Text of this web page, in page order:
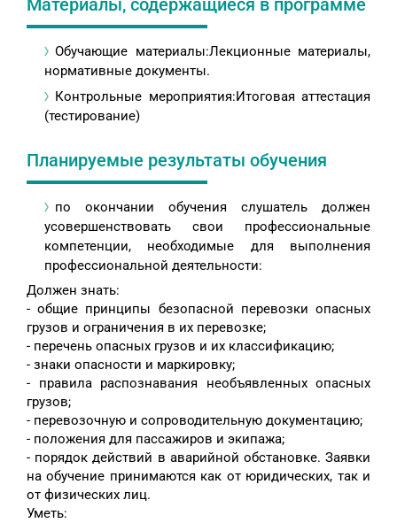
Материалы, содержащиеся в программе
Обучающие материалы:Лекционные материалы,
нормативные документы.
Контрольные мероприятия:Итоговая аттестация
(тестирование)
Планируемые результаты обучения
по окончании обучения слушатель должен
усовершенствовать свои профессиональные
компетенции, необходимые для выполнения
профессиональной деятельности:
Должен знать:
- общие принципы безопасной перевозки опасных
грузов и ограничения в их перевозке;
- перечень опасных грузов и их классификацию;
- знаки опасности и маркировку;
- правила распознавания необъявленных опасных
грузов;
- перевозочную и сопроводительную документацию;
- положения для пассажиров и экипажа;
- порядок действий в аварийной обстановке. Заявки
на обучение принимаются как от юридических, так и
от физических лиц.
Уметь: